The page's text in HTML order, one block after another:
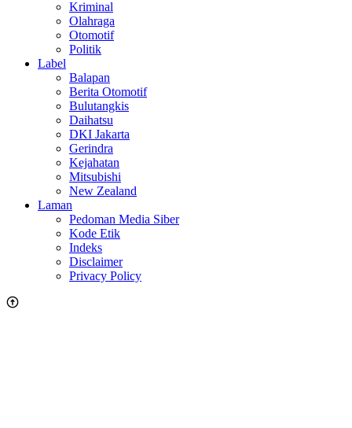
Kriminal
Olahraga
Otomotif
Politik
Label
Balapan
Berita Otomotif
Bulutangkis
Daihatsu
DKI Jakarta
Gerindra
Kejahatan
Mitsubishi
New Zealand
Laman
Pedoman Media Siber
Kode Etik
Indeks
Disclaimer
Privacy Policy